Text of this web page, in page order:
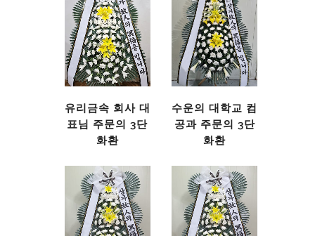
유리금속 회사 대
표님 주문의 3단
화환
수운의 대학교 컴
공과 주문의 3단
화환